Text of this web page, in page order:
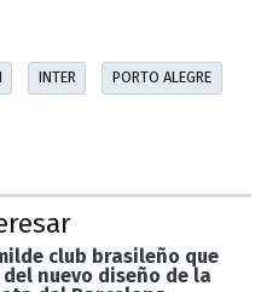
INTER PORTO ALEGRE
club brasileño que
nuevo diseño de la